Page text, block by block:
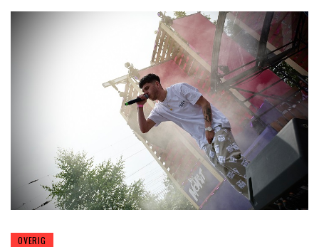
OVERIG